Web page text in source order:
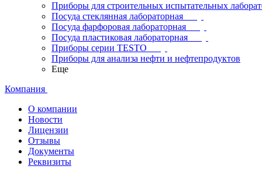
Приборы для строительных испытательных
Посуда стеклянная лабораторная
Посуда фарфоровая лабораторная
Посуда пластиковая лабораторная
Приборы серии TESTO
Приборы для анализа нефти и нефтепродуктов
Еще
Компания
О компании
Новости
Лицензии
Отзывы
Документы
Реквизиты